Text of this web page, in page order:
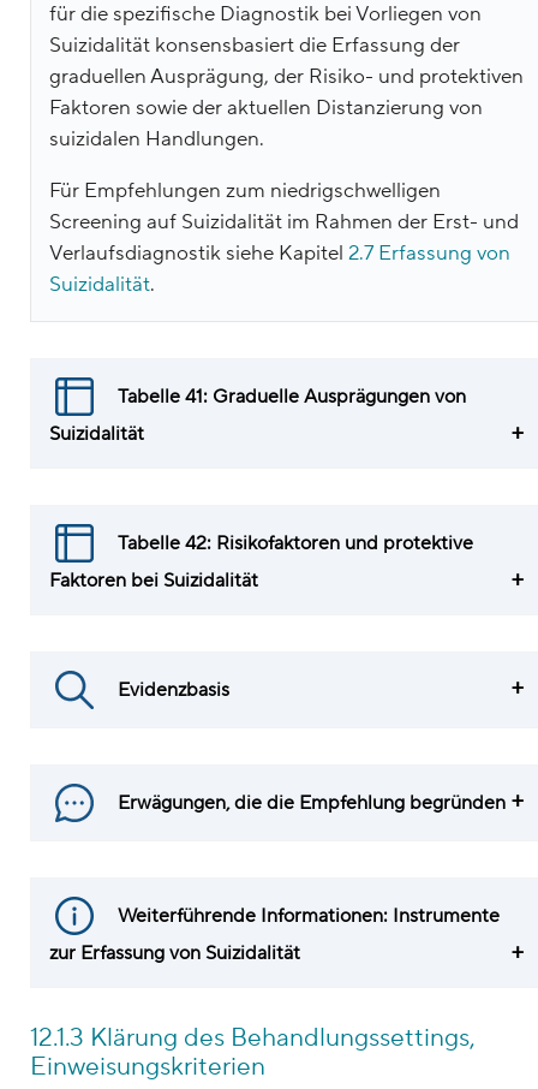
für die spezifische Diagnostik bei Vorliegen von
Suizidalität konsensbasiert die Erfassung der
graduellen Ausprägung, der Risiko- und protektiven
Faktoren sowie der aktuellen Distanzierung von
suizidalen Handlungen.
Für Empfehlungen zum niedrigschwelligen
Screening auf Suizidalität im Rahmen der Erst- und
Verlaufsdiagnostik siehe Kapitel 2.7 Erfassung von
Suizidalität.
Tabelle 41: Graduelle Ausprägungen von
Suizidalität
Tabelle 42: Risikofaktoren und protektive
Faktoren bei Suizidalität
Evidenzbasis
Erwägungen, die die Empfehlung begründen
Weiterführende Informationen: Instrumente
zur Erfassung von Suizidalität
12.1.3 Klärung des Behandlungssettings,
Einweisungskriterien